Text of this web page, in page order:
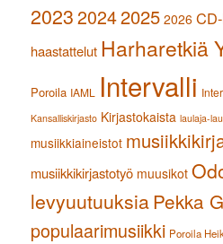
202320242025 2026
haastattelut Harharetkiä
Poroila IAML Intervalli
Kansalliskirjasto Kirjastokaista laulaja-
musiikkiaineistot
musiikkikirjastotyö muusikot
levyuutuuksiaPekka
populaarimusiikki Poroila